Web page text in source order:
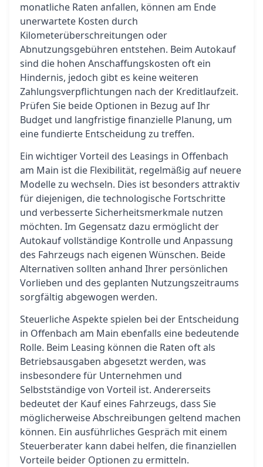
monatliche Raten anfallen, können am Ende
unerwartete Kosten durch
Kilometerüberschreitungen oder
Abnutzungsgebühren entstehen. Beim Autokauf
sind die hohen Anschaffungskosten oft ein
Hindernis, jedoch gibt es keine weiteren
Zahlungsverpflichtungen nach der Kreditlaufzeit.
Prüfen Sie beide Optionen in Bezug auf Ihr
Budget und langfristige finanzielle Planung, um
eine fundierte Entscheidung zu treffen.
Ein wichtiger Vorteil des Leasings in Offenbach
am Main ist die Flexibilität, regelmäßig auf neuere
Modelle zu wechseln. Dies ist besonders attraktiv
für diejenigen, die technologische Fortschritte
und verbesserte Sicherheitsmerkmale nutzen
möchten. Im Gegensatz dazu ermöglicht der
Autokauf vollständige Kontrolle und Anpassung
des Fahrzeugs nach eigenen Wünschen. Beide
Alternativen sollten anhand Ihrer persönlichen
Vorlieben und des geplanten Nutzungszeitraums
sorgfältig abgewogen werden.
Steuerliche Aspekte spielen bei der Entscheidung
in Offenbach am Main ebenfalls eine bedeutende
Rolle. Beim Leasing können die Raten oft als
Betriebsausgaben abgesetzt werden, was
insbesondere für Unternehmen und
Selbstständige von Vorteil ist. Andererseits
bedeutet der Kauf eines Fahrzeugs, dass Sie
möglicherweise Abschreibungen geltend machen
können. Ein ausführliches Gespräch mit einem
Steuerberater kann dabei helfen, die finanziellen
Vorteile beider Optionen zu ermitteln.